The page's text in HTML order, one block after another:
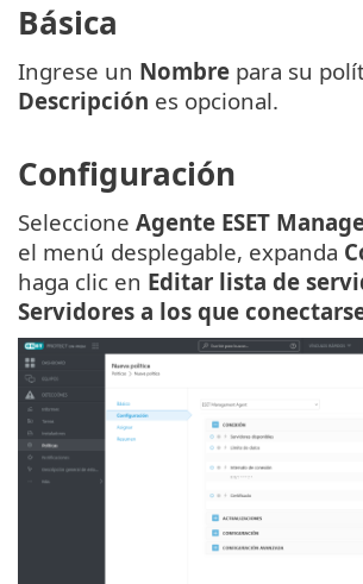
Básica
Ingrese un Nombre para su
Descripción es opcional.
Configuración
Seleccione Agente ESET
el menú desplegable, expanda
haga clic en Editar lista de
Servidores a los que